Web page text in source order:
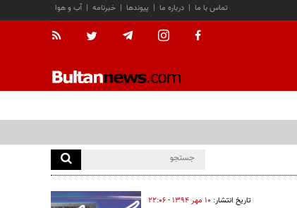
آب و هوا | خبرنامه | پیوندها | درباره ما | تماس با ما
تاریخ انتشار: ۱۰ مهر ۱۳۹۴ - ۲۲:۰۶